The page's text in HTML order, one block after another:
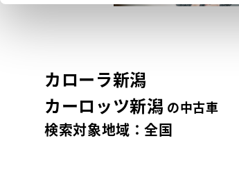
カローラ新潟
カーロッツ新潟 の中古車
検索対象地域：全国